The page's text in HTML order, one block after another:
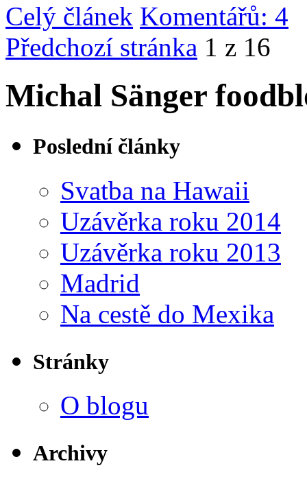
Celý článek Komentářů: 4
Předchozí stránka 1 z 16
Michal Sänger
Poslední články
Svatba na Hawaii
Uzávěrka roku 2014
Uzávěrka roku 2013
Madrid
Na cestě do Mexika
Stránky
O blogu
Archivy